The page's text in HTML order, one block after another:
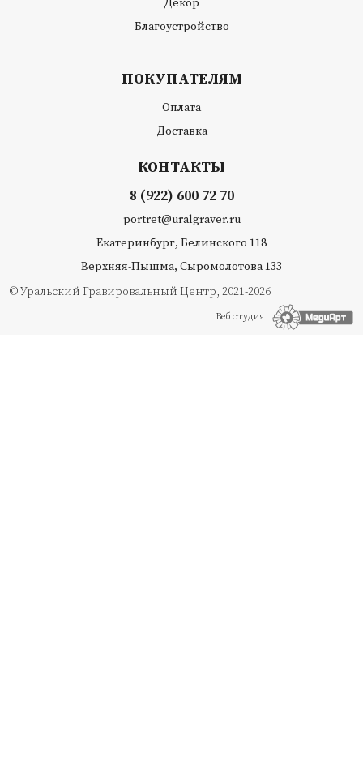
Декор
Благоустройство
ПОКУПАТЕЛЯМ
Оплата
Доставка
КОНТАКТЫ
8 (922) 600 72 70
portret@uralgraver.ru
Екатеринбург, Белинского 118
Верхняя-Пышма, Сыромолотова 133
© Уральский Гравировальный Центр, 2021-2026
Веб студия